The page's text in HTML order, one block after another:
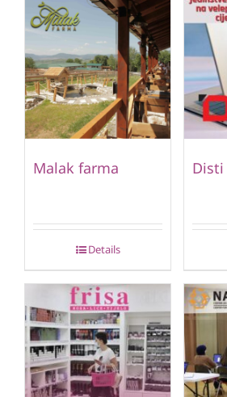
Malak farma
Details
Disti